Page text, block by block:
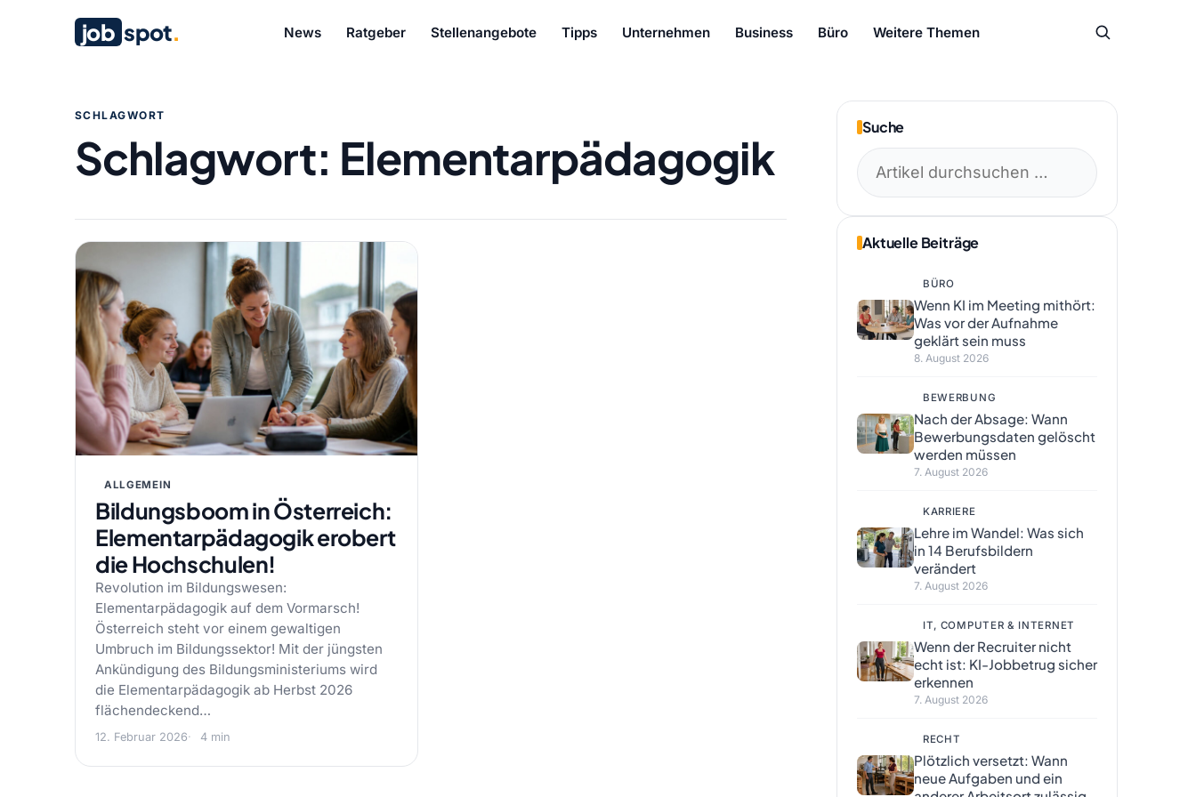
job spot. News Ratgeber Stellenangebote Tipps Unternehmen Business Büro Weitere Themen
SCHLAGWORT
Schlagwort: Elementarpädagogik
ALLGEMEIN
Bildungsboom in Österreich:
Elementarpädagogik erobert
die Hochschulen!
Revolution im Bildungswesen:
Elementarpädagogik auf dem Vormarsch!
Österreich steht vor einem gewaltigen
Umbruch im Bildungssektor! Mit der jüngsten
Ankündigung des Bildungsministeriums wird
die Elementarpädagogik ab Herbst 2026
flächendeckend…
12. Februar 2026 4 min
Suche
Aktuelle Beiträge
BÜRO
Wenn KI im Meeting mithört:
Was vor der Aufnahme
geklärt sein muss
8. August 2026
BEWERBUNG
Nach der Absage: Wann
Bewerbungsdaten gelöscht
werden müssen
7. August 2026
KARRIERE
Lehre im Wandel: Was sich
in 14 Berufsbildern
verändert
7. August 2026
IT, COMPUTER & INTERNET
Wenn der Recruiter nicht
echt ist: KI-Jobbetrug sicher
erkennen
7. August 2026
RECHT
Plötzlich versetzt: Wann
neue Aufgaben und ein